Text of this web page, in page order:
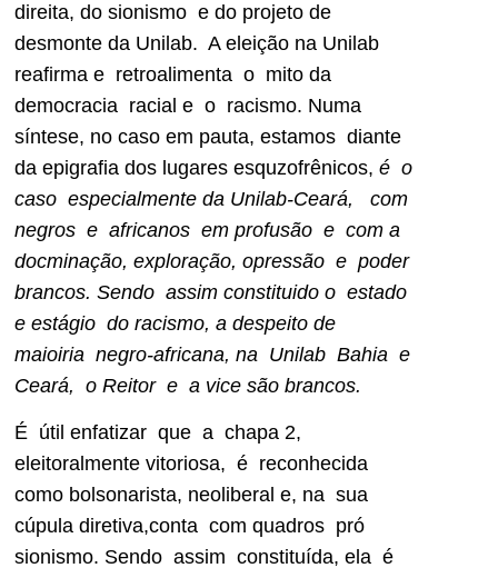
direita, do sionismo e do projeto de
desmonte da Unilab. A eleição na Unilab
reafirma e retroalimenta o mito da
democracia racial e o racismo. Numa
síntese, no caso em pauta, estamos diante
da epigrafia dos lugares esquzofrênicos, é o
caso especialmente da Unilab-Ceará, com
negros e africanos em profusão e com a
docminação, exploração, opressão e poder
brancos. Sendo assim constituido o estado
e estágio do racismo, a despeito de
maioiria negro-africana, na Unilab Bahia e
Ceará, o Reitor e a vice são brancos.
É útil enfatizar que a chapa 2,
eleitoralmente vitoriosa, é reconhecida
como bolsonarista, neoliberal e, na sua
cúpula diretiva,conta com quadros pró
sionismo. Sendo assim constituída, ela é